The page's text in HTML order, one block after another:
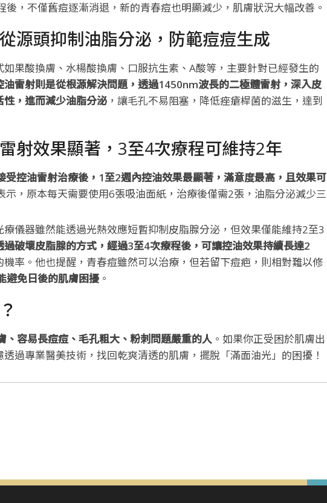
後，不僅舊痘逐漸消退，新的青春痘也明顯減少，肌膚狀況大幅改善。
源頭抑制油脂分泌，防範痘痘生成
果酸換膚、水楊酸換膚、口服抗生素、A酸等，主要針對已經發生的
油雷射則是從根源解決問題，透過1450nm波長的二極體雷射，深入皮
，進而減少油脂分泌，讓毛孔不易阻塞，降低痤瘡桿菌的滋生，達到
射效果顯著，3至4次療程可維持2年
受控油雷射治療後，1至2週內控油效果最顯著，滿意度最高，且效果可
示，原本每天需要使用6張吸油面紙，治療後僅需2張，油脂分泌減少三
療儀器雖然能透過光熱效應短暫抑制皮脂腺分泌，但效果僅能維持2至3
過破壞皮脂腺的方式，經過3至4次療程後，可讓控油效果持續長達2
機率。他也提醒，青春痘雖然可以治療，但若留下痘疤，則相對難以修
避免日後的肌膚困擾 。
、容易長痘痘、毛孔粗大、粉刺問題嚴重的人 。如果你正受困於肌膚出
過專業醫美技術，找回乾爽清透的肌膚，擺脫「滿面油光」的困擾！